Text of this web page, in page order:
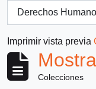
Derechos
, 1 resultados
Imprimir vista previa
Colecciones